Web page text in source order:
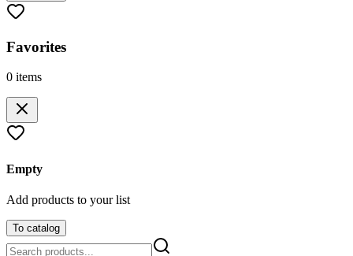
Favorites
0 items
Empty
Add products to your list
To catalog